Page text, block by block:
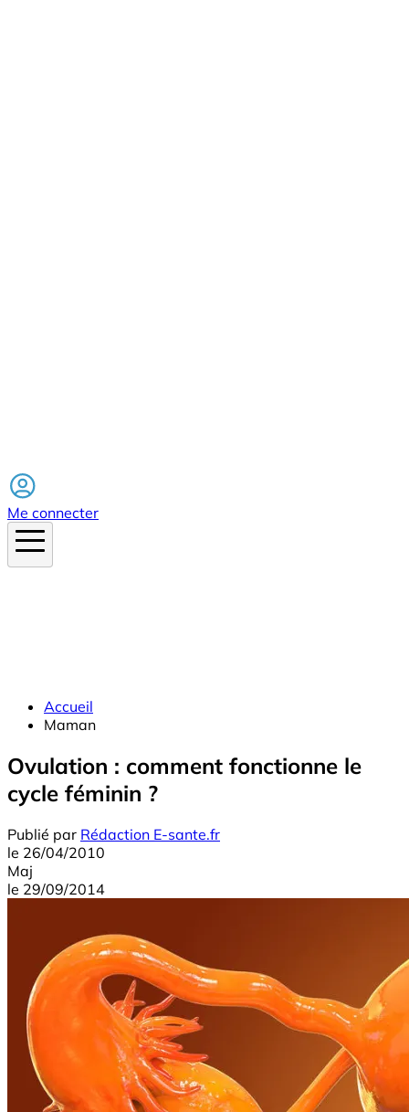
Me connecter
Accueil
Maman
Ovulation : comment fonctionne le
cycle féminin ?
Publié par Rédaction E-sante.fr
le 26/04/2010
Maj
le 29/09/2014